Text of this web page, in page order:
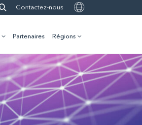
Contactez-nous
Partenaires Régions